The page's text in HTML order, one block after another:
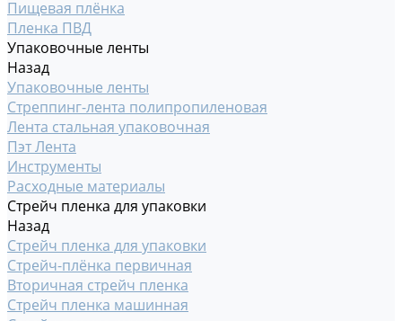
Пищевая плёнка
Пленка ПВД
Упаковочные ленты
Назад
Упаковочные ленты
Стреппинг-лента полипропиленовая
Лента стальная упаковочная
Пэт Лента
Инструменты
Расходные материалы
Стрейч пленка для упаковки
Назад
Стрейч пленка для упаковки
Стрейч-плёнка первичная
Вторичная стрейч пленка
Стрейч пленка машинная